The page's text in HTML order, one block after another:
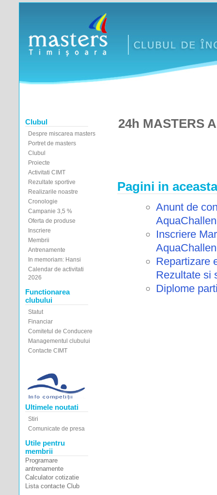
24h MASTERS
Pagini in
Anunt de
Inscriere
Repartizare
Rezultate si
Diplome
Clubul
Despre miscarea masters
Portret de masters
Clubul
Proiecte
Activitati CIMT
Rezultate sportive
Realizarile noastre
Cronologie
Campanie 3,5 %
Oferta de produse
Inscriere
Membrii
Antrenamente
In memoriam: Hansi
Calendar de activitati
2026
Functionarea
clubului
Statut
Financiar
Comitetul de Conducere
Managementul clubului
Contacte CIMT
Ultimele noutati
Stiri
Comunicate de presa
Utile pentru
membrii
Programare
antrenamente
Calculator cotizatie
Lista contacte Club